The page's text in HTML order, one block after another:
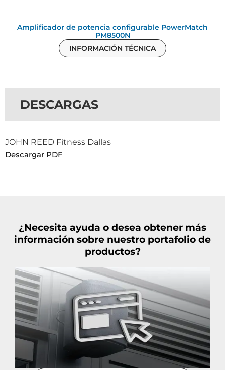
Amplificador de potencia configurable PowerMatch
PM8500N
INFORMACIÓN TÉCNICA
DESCARGAS
JOHN REED Fitness Dallas
Descargar PDF
¿Necesita ayuda o desea obtener más
información sobre nuestro portafolio de
productos?